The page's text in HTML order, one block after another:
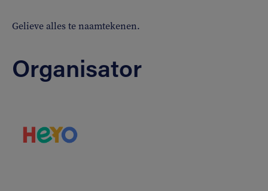
Gelieve alles te naamtekenen.
Organisator